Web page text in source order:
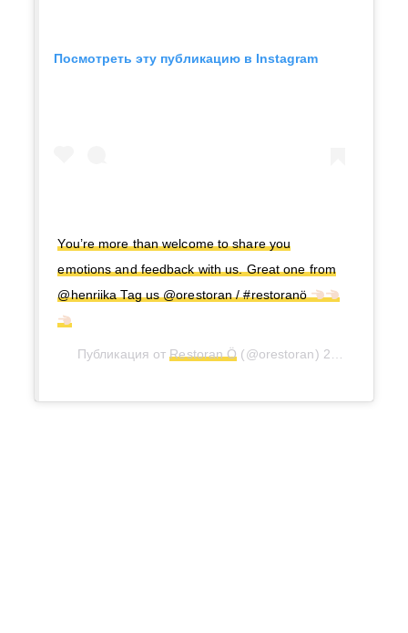
Посмотреть эту публикацию в Instagram
You’re more than welcome to share you
emotions and feedback with us. Great one from
@henriika Tag us @orestoran / #restoranö
Публикация отRestoran Ö (@orestoran) 29 Мар 2016 в 3:06 PDT